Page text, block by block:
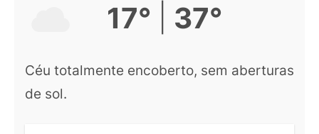
17° 37°
Céu totalmente encoberto, sem aberturas
de sol.